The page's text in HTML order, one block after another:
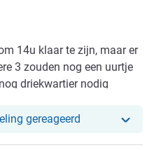
14u klaar te zijn, maar er
3 zouden nog een uurtje
driekwartier nodig
gereageerd Ons hotel